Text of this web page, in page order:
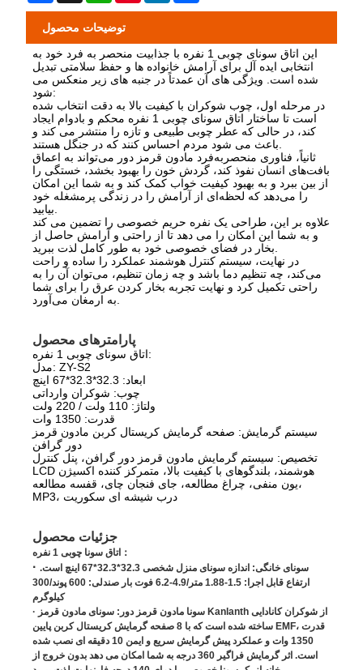
توضیحات محصول
این اتاق سونای چوبی 1 نفره با جذابیت منحصر به فرد خود به
انتخابی ایده آل برای آرامش خانواده ها و حفظ سلامتی تبدیل
شده است. ویژگی های آن عمدتاً در جنبه های زیر منعکس می
شود:
در مرحله اول، چوب شوکران با کیفیت بالا به دقت انتخاب شده
است تا ساختار اتاق سونای چوبی 1 نفره محکم و بادوام ایجاد
کند، در حالی که عطر چوبی طبیعی و تازه را منتشر می کند و
ثانیاً، فناوری منحصربه‌فرد مادون قرمز دور می‌تواند به اعماق
بافت‌های انسان نفوذ کند، گردش خون را بهبود بخشد، خستگی را
از بین ببرد و به بهبود کیفیت خواب کمک کند و به شما این امکان
را می‌دهد که لحظه‌ای از آرامش را در زندگی پرمشغله خود
علاوه بر این، طراحی یک نفره حریم خصوصی را تضمین می کند
و به شما این امکان را می دهد تا از راحتی و آرامش حاصل از
در نهایت، سیستم کنترل هوشمند عملکرد را ساده و راحت
می‌کند، چه تنظیم دما باشد و چه زمان تنظیم، می‌توان آن را به
راحتی تکمیل کرد و نهایت تجربه بخار کردن عرق را برای شما
پارامترهای محصول
اتاق سونای چوبی 1 نفره:
مدل: ZY-S2
ابعاد: 32.3*32.3*67 اینچ
چوب: شوکران وارداتی
ولتاژ: 110 ولت / 220 ولت
قدرت: 1350 وات
سیستم گرمایش: صفحه گرمایش کریستال کربن مادون قرمز
دور گرافن
تخصیص: سیستم گرمایش مادون قرمز دور گرافن، پنل کنترل
LCD هوشمند، بلندگوهای با کیفیت بالا، متمرکز کننده اکسیژن
یون منفی، چراغ مطالعه، جای فنجان چای، قفسه مطالعه،
MP3، درب شیشه ای سکوریت
جزئیات محصول
اتاق سونا چوبی 1 نفره：
·سونای خانگی: اندازه سونای منزل شخصی 32.3*32.3*67 اینچ است.
ارتفاع قابل اجرا: 1.5-1.88 متر/4.9-6.2 فوت بار صندلی: 600 پوند/300
کیلوگرم
· سونا مادون قرمز دور: سونای مادون قرمز Kanlanth از شوکران کانادایی
ساخته شده است که با 8 صفحه گرمایش کریستال کربن پایین EMF، قدرت
1350 وات و عملکرد پیش گرمایش سریع و ایمن 10 دقیقه ای نصب شده
است. اثر گرمایش فراگیر 360 درجه به شما امکان می دهد بدون خروج از